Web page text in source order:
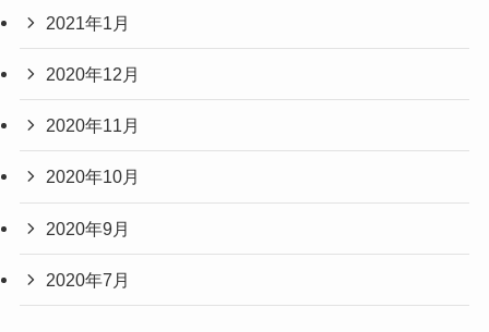
2021年1月
2020年12月
2020年11月
2020年10月
2020年9月
2020年7月